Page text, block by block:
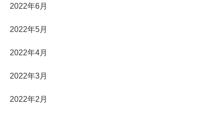
2022年6月
2022年5月
2022年4月
2022年3月
2022年2月